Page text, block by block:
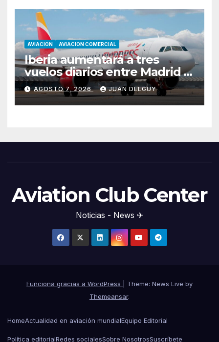
AVIACION AVIACION COMERCIAL
Iberia aumentará a tres
vuelos diarios entre Madrid y
Menorca durante el invierno
AGOSTO 7, 2026 JUAN DELGUY
Aviation Club Center
Noticias - News ✈
Funciona gracias a WordPress
Theme: News Live by
Themeansar.
HomeActualidad en aviación mundialEquipo Editorial
Política editorialRedes socialesSobre NosotrosSuscríbete